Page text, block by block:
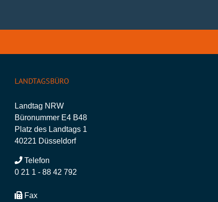
LANDTAGSBÜRO
Landtag NRW
Büronummer E4 B48
Platz des Landtags 1
40221 Düsseldorf
Telefon
0 21 1 - 88 42 792
Fax